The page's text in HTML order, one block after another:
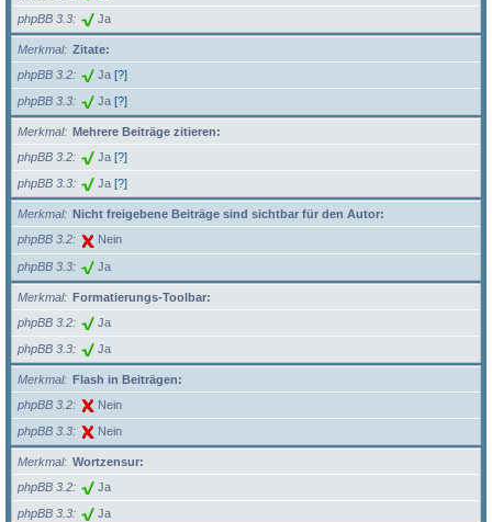
phpBB 3.3 Ja
Merkmal
Zitate:
phpBB 3.2
Ja [?]
phpBB 3.3 Ja [?]
Merkmal
Mehrere Beiträge zitieren:
phpBB 3.2
Ja [?]
phpBB 3.3 Ja [?]
Merkmal
Nicht freigebene Beiträge sind sichtbar für den Autor:
phpBB 3.2
Nein
phpBB 3.3 Ja
Merkmal
Formatierungs-Toolbar:
phpBB 3.2
Ja
phpBB 3.3 Ja
Merkmal
Flash in Beiträgen:
phpBB 3.2
Nein
phpBB 3.3 Nein
Merkmal
Wortzensur:
phpBB 3.2
Ja
phpBB 3.3 Ja